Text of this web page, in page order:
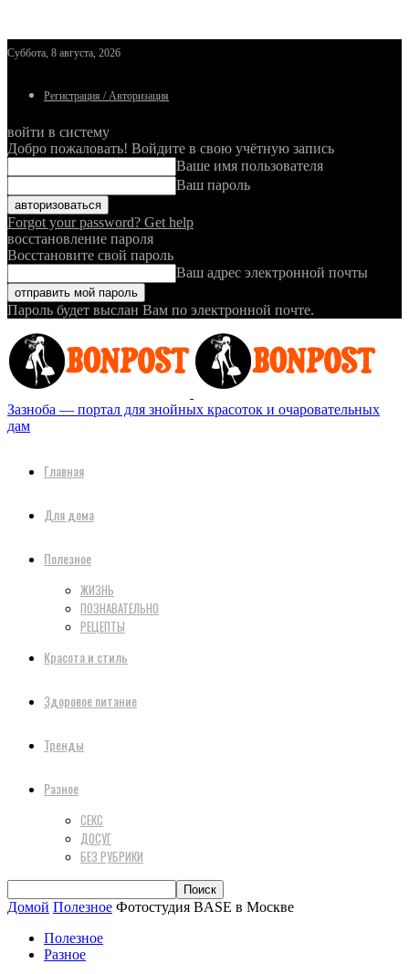
Суббота, 8 августа, 2026
Регистрация / Авторизация
войти в систему
Добро пожаловать! Войдите в свою учётную запись
Ваше имя пользователя
Ваш пароль
Forgot your password? Get help
восстановление пароля
Восстановите свой пароль
Ваш адрес электронной почты
Пароль будет выслан Вам по электронной почте.
Зазноба — портал для знойных красоток и очаровательных
дам
Главная
Для дома
Полезное
ЖИЗНЬ
ПОЗНАВАТЕЛЬНО
РЕЦЕПТЫ
Красота и стиль
Здоровое питание
Тренды
Разное
СЕКС
ДОСУГ
БЕЗ РУБРИКИ
Домой Полезное Фотостудия BASE в Москве
Полезное
Разное